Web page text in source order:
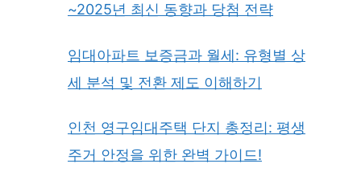
~2025년 최신 동향과 당첨 전략
임대아파트 보증금과 월세: 유형별 상
세 분석 및 전환 제도 이해하기
인천 영구임대주택 단지 총정리: 평생
주거 안정을 위한 완벽 가이드!